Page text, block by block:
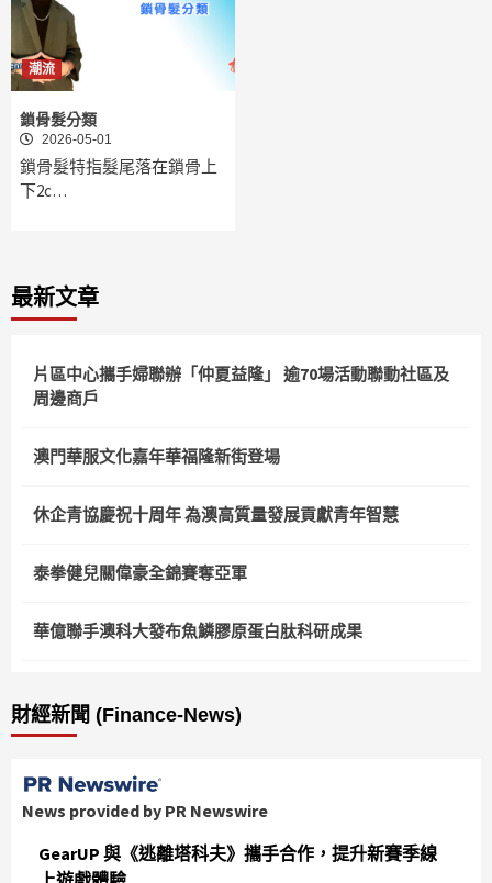
潮流
鎖骨髮分類
2026-05-01
鎖骨髮特指髮尾落在鎖骨上
下2c…
最新文章
片區中心攜手婦聯辦「仲夏益隆」 逾70場活動聯動社區及
周邊商戶
澳門華服文化嘉年華福隆新街登場
休企青協慶祝十周年 為澳高質量發展貢獻青年智慧
泰拳健兒關偉豪全錦賽奪亞軍
華億聯手澳科大發布魚鱗膠原蛋白肽科研成果
財經新聞 (Finance-News)
News provided by PR Newswire
GearUP 與《逃離塔科夫》攜手合作，提升新賽季線